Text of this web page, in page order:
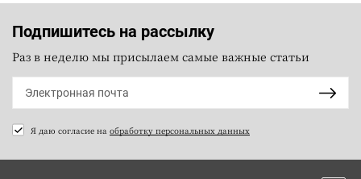
Подпишитесь на рассылку
Раз в неделю мы присылаем самые важные статьи
Я даю согласие на обработку персональных данных